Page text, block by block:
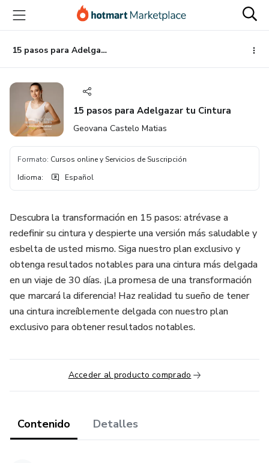
principal
página
de
página
15 pasos para Adelgazar tu Cintura
15 pasos para Adelgazar tu Cintura
Geovana Castelo Matias
Formato: Cursos online y Servicios de Suscripción
Idioma: Español
Descubra la transformación en 15 pasos: atrévase a
redefinir su cintura y despierte una versión más saludable y
esbelta de usted mismo. Siga nuestro plan exclusivo y
obtenga resultados notables para una cintura más delgada
en un viaje de 30 días. ¡La promesa de una transformación
que marcará la diferencia! Haz realidad tu sueño de tener
una cintura increíblemente delgada con nuestro plan
exclusivo para obtener resultados notables.
Acceder al producto comprado
Contenido Detalles